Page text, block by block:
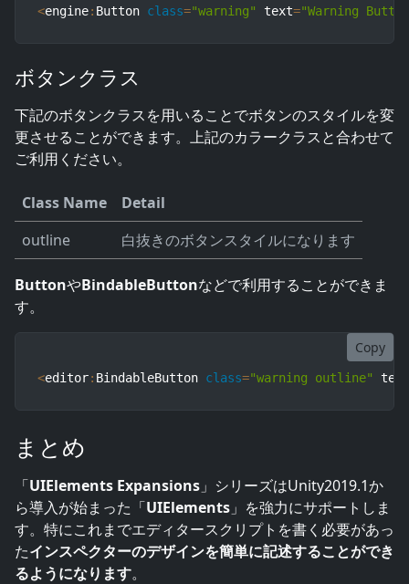
<engine: Button class="warning" text="Warning
ボタンクラス
下記のボタンクラスを用いることでボタンのスタイルを変
更させることができます。上記のカラークラスと合わせて
ご利用ください。
Class Name
Detail
outline
白抜きのボタンスタイルになります
ButtonやBindableButtonなどで利用することができま
す。
Copy
<editor: BindableButton class="warning outline" text
まとめ
「UIElements Expansions 」シリーズはUnity2019.1か
ら導入が始まった「UIElements 」を強力にサポートしま
す。特にこれまでエディタースクリプトを書く必要があっ
たインスペクターのデザインを簡単に記述することができ
るようになります。